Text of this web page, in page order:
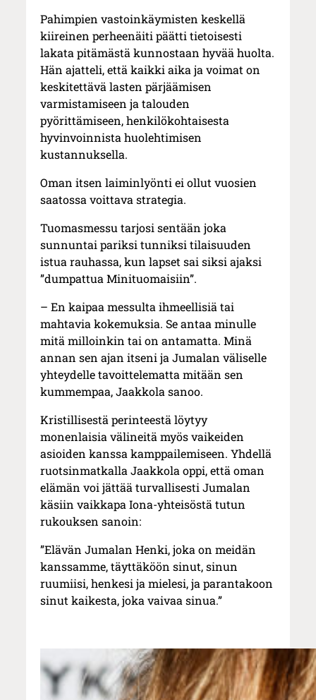
Pahimpien vastoinkäymisten keskellä
kiireinen perheenäiti päätti tietoisesti
lakata pitämästä kunnostaan hyvää huolta.
Hän ajatteli, että kaikki aika ja voimat on
keskitettävä lasten pärjäämisen
varmistamiseen ja talouden
pyörittämiseen, henkilökohtaisesta
hyvinvoinnista huolehtimisen
kustannuksella.
Oman itsen laiminlyönti ei ollut vuosien
saatossa voittava strategia.
Tuomasmessu tarjosi sentään joka
sunnuntai pariksi tunniksi tilaisuuden
istua rauhassa, kun lapset sai siksi ajaksi
”dumpattua Minituomaisiin”.
– En kaipaa messulta ihmeellisiä tai
mahtavia kokemuksia. Se antaa minulle
mitä milloinkin tai on antamatta. Minä
annan sen ajan itseni ja Jumalan väliselle
yhteydelle tavoittelematta mitään sen
kummempaa, Jaakkola sanoo.
Kristillisestä perinteestä löytyy
monenlaisia välineitä myös vaikeiden
asioiden kanssa kamppailemiseen. Yhdellä
ruotsinmatkalla Jaakkola oppi, että oman
elämän voi jättää turvallisesti Jumalan
käsiin vaikkapa Iona-yhteisöstä tutun
rukouksen sanoin:
”Elävän Jumalan Henki, joka on meidän
kanssamme, täyttäköön sinut, sinun
ruumiisi, henkesi ja mielesi, ja parantakoon
sinut kaikesta, joka vaivaa sinua.”